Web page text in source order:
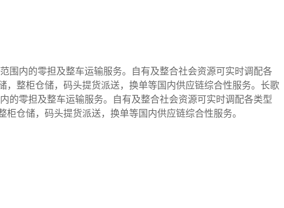
围内的零担及整车运输服务。自有及整合社会资源可实时调配各
整柜仓储，码头提货派送，换单等国内供应链综合性服务。 长歌
的零担及整车运输服务。自有及整合社会资源可实时调配各类型
仓储，码头提货派送，换单等国内供应链综合性服务。